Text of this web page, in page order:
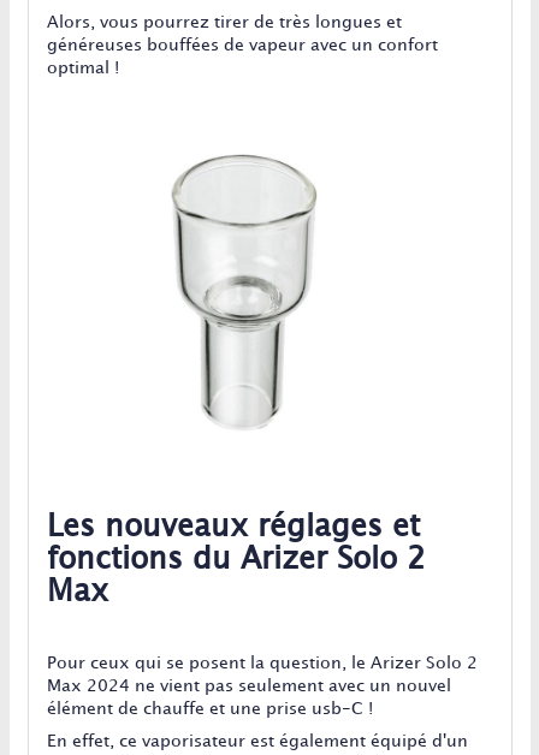
Alors, vous pourrez tirer de très longues et
généreuses bouffées de vapeur avec un confort
optimal !
Les nouveaux réglages et
fonctions du Arizer Solo 2
Max
Pour ceux qui se posent la question, le Arizer Solo 2
Max 2024 ne vient pas seulement avec un nouvel
élément de chauffe et une prise usb-C !
En effet, ce vaporisateur est également équipé d'un